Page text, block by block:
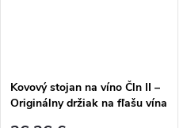
Kovový stojan na víno Čln II –
Originálny držiak na fľašu vína